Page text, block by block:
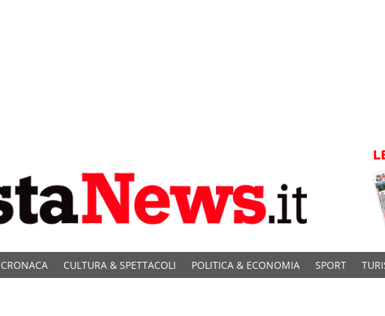
CRONACA CULTURA & SPETTACOLI POLITICA & ECONOMIA SPORT